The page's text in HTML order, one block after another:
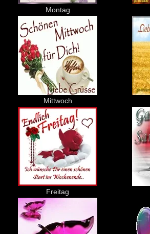
Montag
Mittwoch
Freitag